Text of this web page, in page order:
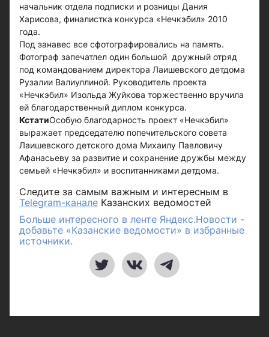
начальник отдела подписки и розницы Дания
Харисова, финалистка конкурса «Нечкэбил» 2010
года.
Под занавес все сфотографировались на память.
Фотограф запечатлел один большой дружный отряд
под командованием директора Лаишевского детдома
Рузалии Валиуллиной. Руководитель проекта
«Нечкэбил» Изольда Жуйкова торжественно вручила
ей благодарственный диплом конкурса.
КстатиОсобую благодарность проект «Нечкэбил»
выражает председателю попечительского совета
Лаишевского детского дома Михаилу Павловичу
Афанасьеву за развитие и сохранение дружбы между
семьей «Нечкэбил» и воспитанниками детдома.
Следите за самым важным и интересным в
Telegram-канале Казанских ведомостей
Больше интересного в ленте Яндекс.Новости -
добавьте «Казанские ведомости» в избранные
источники.